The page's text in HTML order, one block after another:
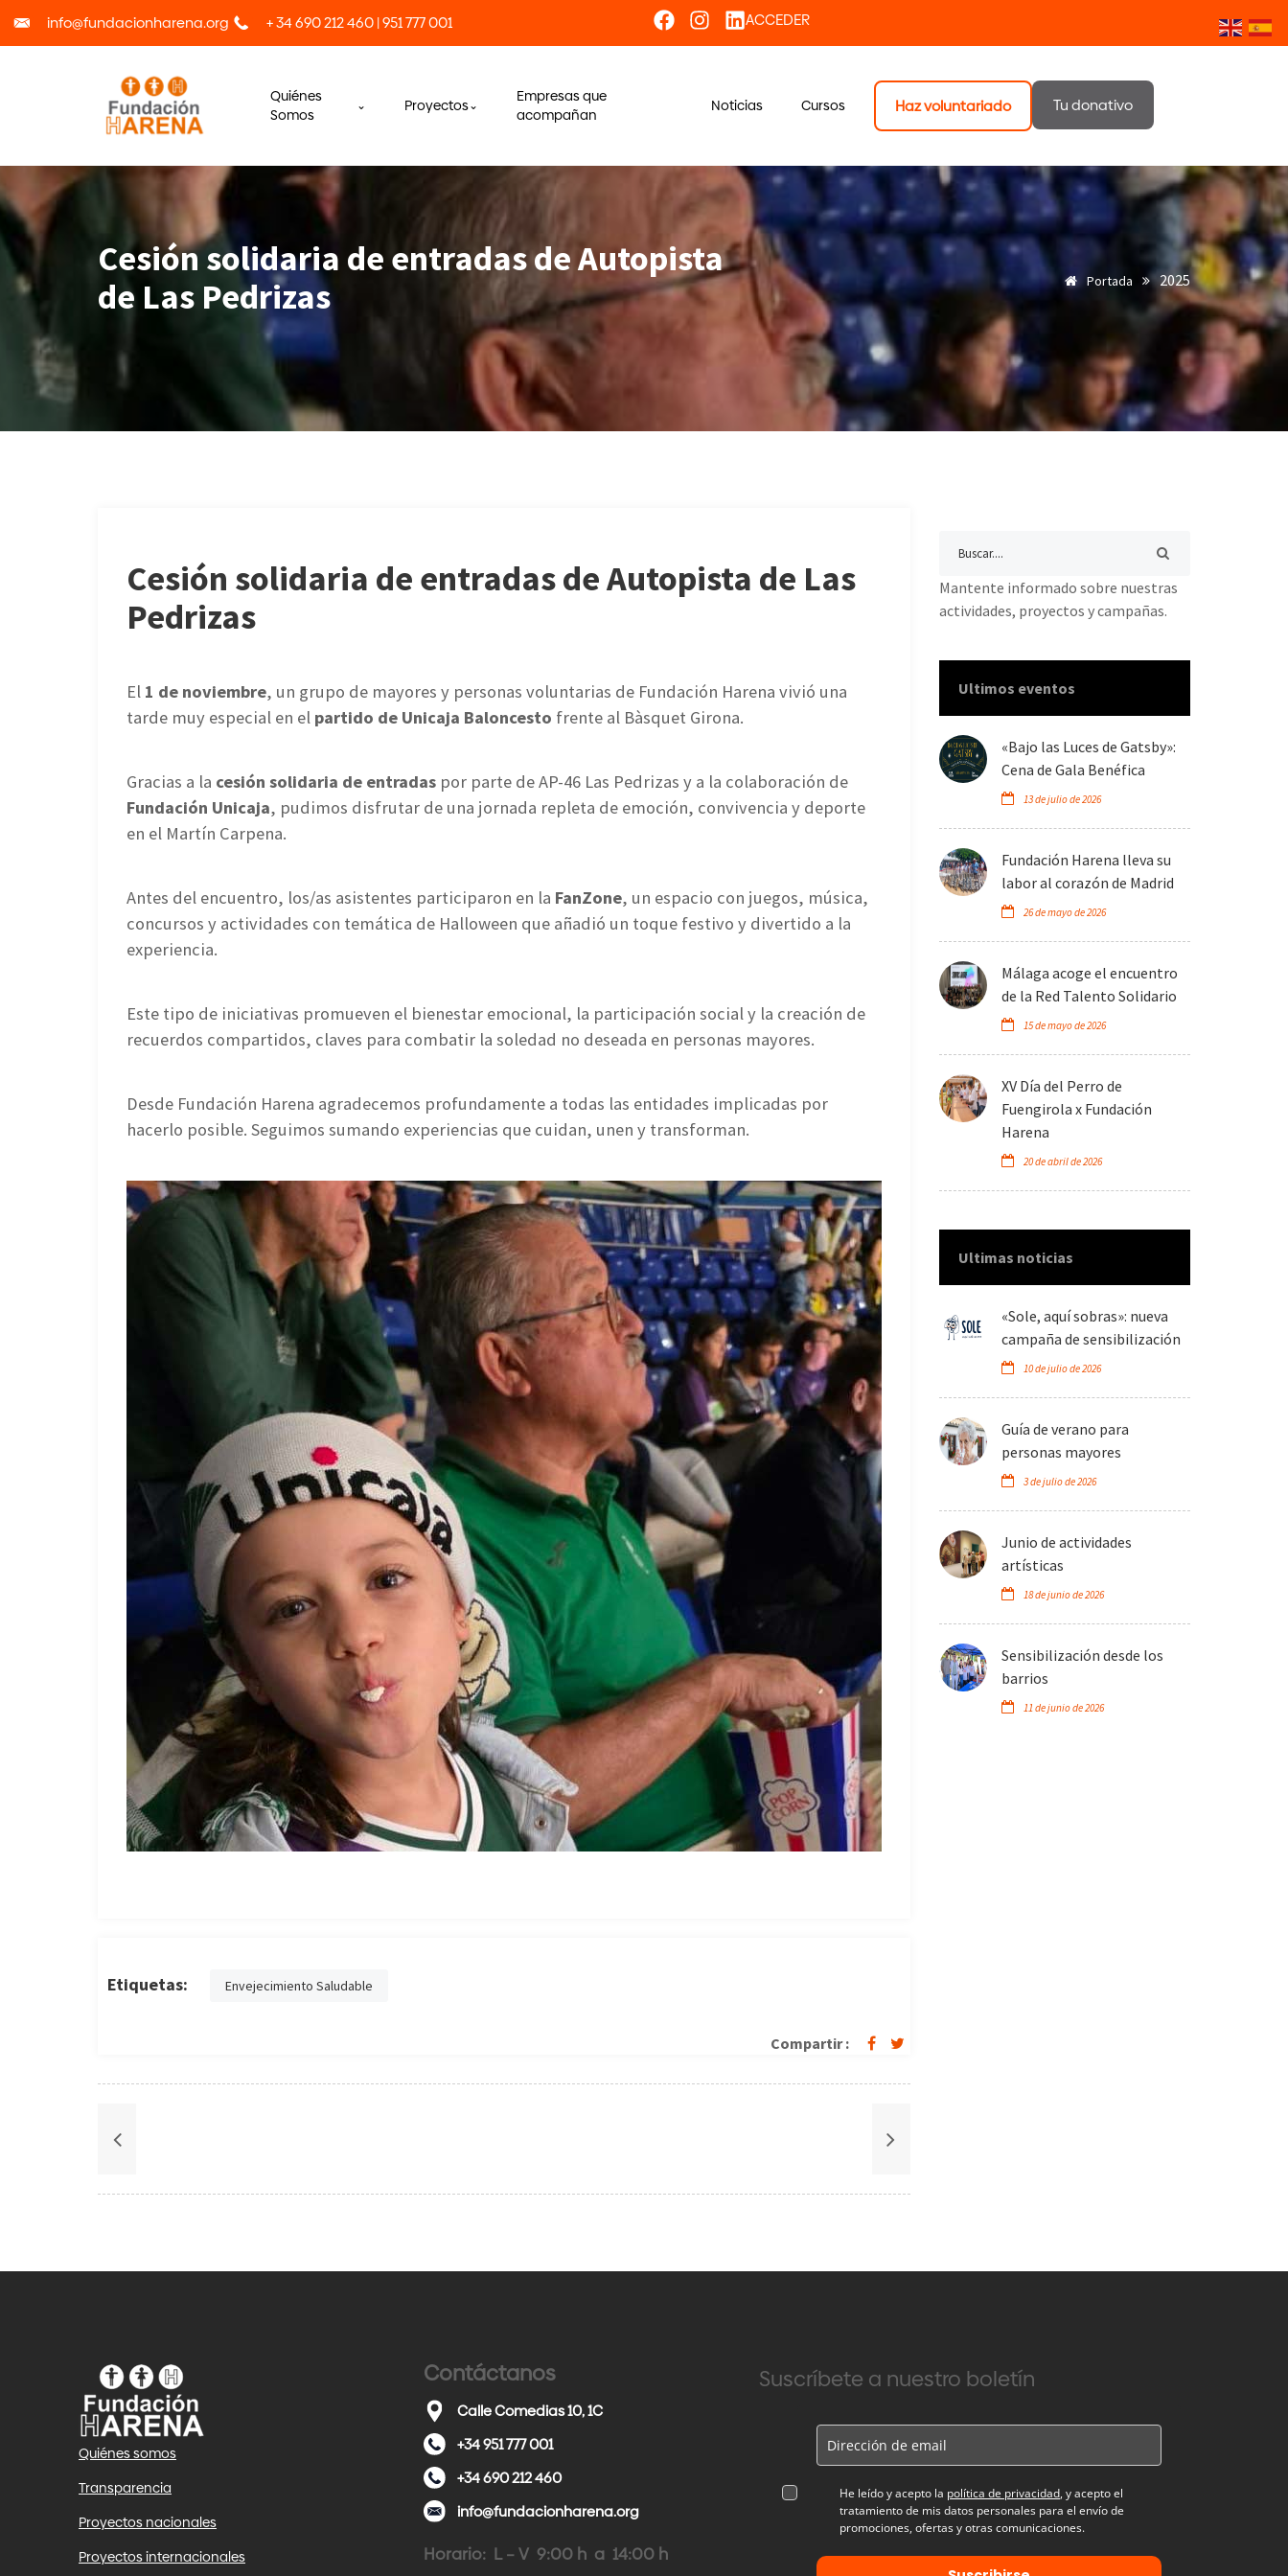
info@fundacionharena.org + 34 690 212 460 | 951 777 001 ACCEDER
Quiénes
Somos
Proyectos
Empresas que
acompañan
Noticias Cursos Haz voluntariado Tu donativo
Cesión solidaria de entradas de Autopista
de Las Pedrizas
Portada 2025
Cesión solidaria de entradas de Autopista de Las
Pedrizas
El 1 de noviembre, un grupo de mayores y personas voluntarias de Fundación Harena vivió una
tarde muy especial en el partido de Unicaja Baloncesto frente al Bàsquet Girona.
Gracias a la cesión solidaria de entradas por parte de AP-46 Las Pedrizas y a la colaboración de
Fundación Unicaja, pudimos disfrutar de una jornada repleta de emoción, convivencia y deporte
en el Martín Carpena.
Antes del encuentro, los/as asistentes participaron en la FanZone, un espacio con juegos, música,
concursos y actividades con temática de Halloween que añadió un toque festivo y divertido a la
experiencia.
Este tipo de iniciativas promueven el bienestar emocional, la participación social y la creación de
recuerdos compartidos, claves para combatir la soledad no deseada en personas mayores.
Desde Fundación Harena agradecemos profundamente a todas las entidades implicadas por
hacerlo posible. Seguimos sumando experiencias que cuidan, unen y transforman.
Etiquetas: Envejecimiento Saludable
Compartir :
Mantente informado sobre nuestras
actividades, proyectos y campañas.
Ultimos eventos
«Bajo las Luces de Gatsby»:
Cena de Gala Benéfica
13 de julio de 2026
Fundación Harena lleva su
labor al corazón de Madrid
26 de mayo de 2026
Málaga acoge el encuentro
de la Red Talento Solidario
15 de mayo de 2026
XV Día del Perro de
Fuengirola x Fundación
Harena
20 de abril de 2026
Ultimas noticias
«Sole, aquí sobras»: nueva
campaña de sensibilización
10 de julio de 2026
Guía de verano para
personas mayores
3 de julio de 2026
Junio de actividades
artísticas
18 de junio de 2026
Sensibilización desde los
barrios
11 de junio de 2026
Quiénes somos
Transparencia
Proyectos nacionales
Proyectos internacionales
Contáctanos
Calle Comedias 10, 1C
+34 951 777 001
+34 690 212 460
info@fundacionharena.org
Horario: L – V 9:00 h a 14:00 h
Suscríbete a nuestro boletín
He leído y acepto la política de privacidad, y acepto el
tratamiento de mis datos personales para el envío de
promociones, ofertas y otras comunicaciones.